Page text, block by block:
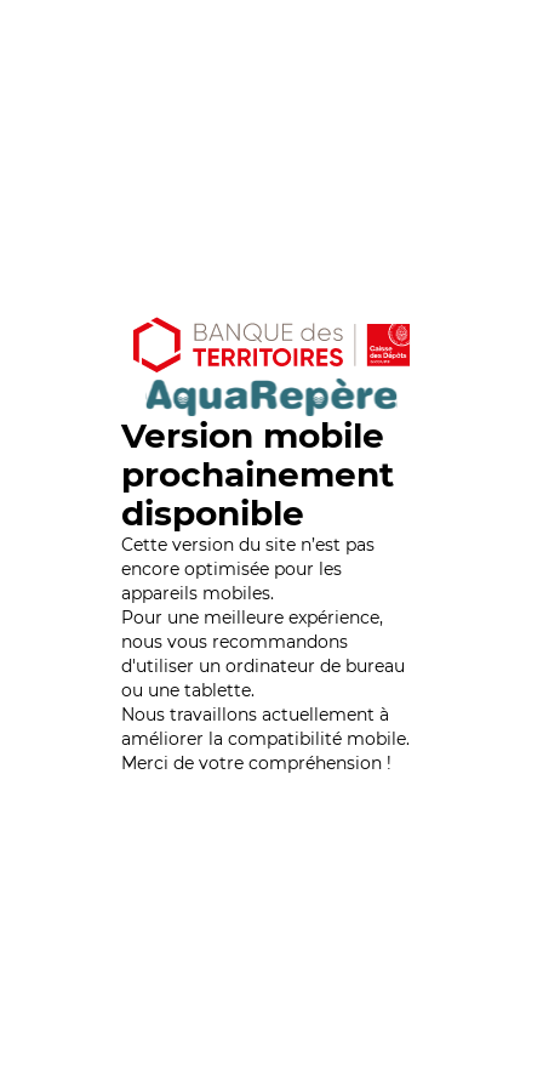
Version mobile
prochainement
disponible
Cette version du site n’est pas
encore optimisée pour les
appareils mobiles.
Pour une meilleure expérience,
nous vous recommandons
d'utiliser un ordinateur de bureau
ou une tablette.
Nous travaillons actuellement à
améliorer la compatibilité mobile.
Merci de votre compréhension !